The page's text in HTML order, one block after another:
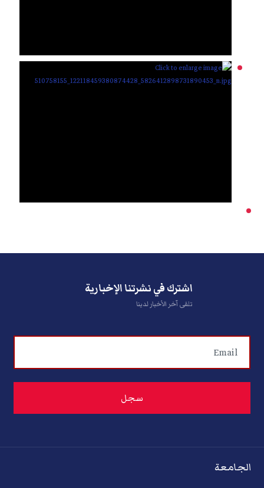
اشترك في نشرتنا الإخبارية
تلقى آخر الأخبار لدينا
الجامعة